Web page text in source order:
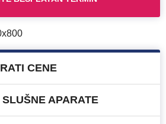
CENE
APARATE